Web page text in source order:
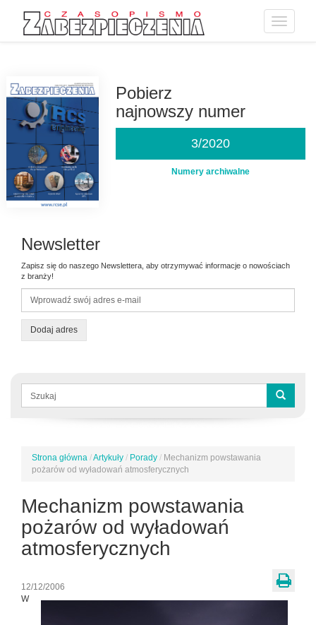
Toggle
Pobierz
najnowszy numer
3/2020
Numery archiwalne
Newsletter
Zapisz się do naszego Newslettera, aby otrzymywać informacje o nowościach
z branży!
Dodaj adres
Formularz
wyszukiwania
Jesteś
tutaj
Strona główna /Artykuły / Porady / Mechanizm powstawania
pożarów od wyładowań atmosferycznych
Mechanizm powstawania
pożarów od wyładowań
atmosferycznych
12/12/2006
W